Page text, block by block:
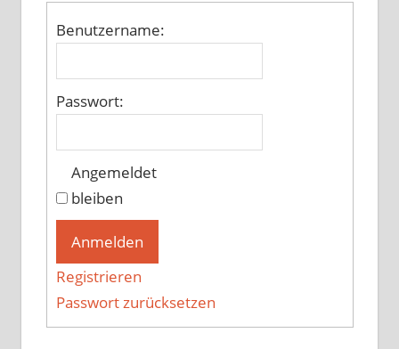
Benutzername:
Passwort:
Angemeldet
bleiben
Anmelden
Registrieren
Passwort zurücksetzen